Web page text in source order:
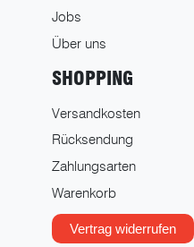
Jobs
Über uns
SHOPPING
Versandkosten
Rücksendung
Zahlungsarten
Warenkorb
Vertrag widerrufen